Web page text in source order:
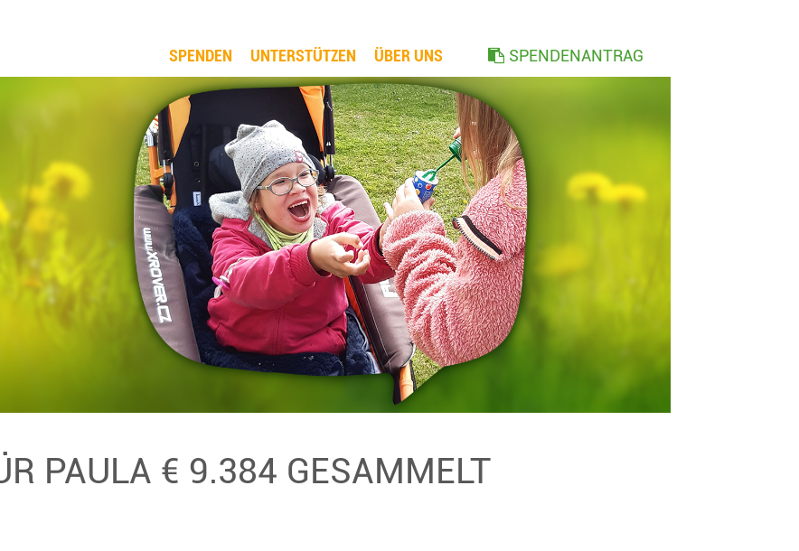
SPENDEN UNTERSTÜTZEN ÜBER UNS SPENDENANTRAG
PAULA € 9.384 GESAMMELT